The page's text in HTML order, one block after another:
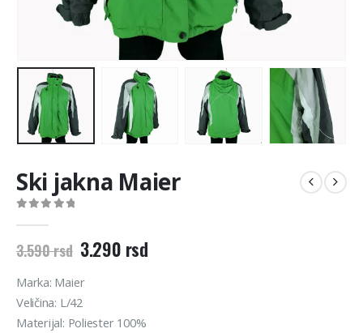
Ski jakna Maier
3.590rsd Originalna
cena
je
bila:
3.590 rsd.
3.290 rsdTrenutna
cena
Marka: Maier
Veličina: L/42
Materijal: Poliester 100%